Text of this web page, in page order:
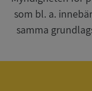
som bl. a.
samma